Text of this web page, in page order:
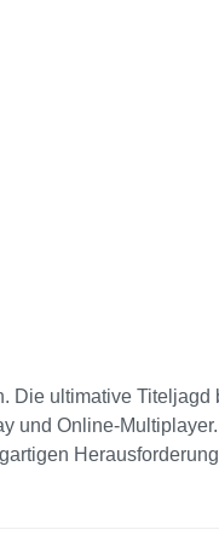
Bildschirm und
Die ultimative
und Online-